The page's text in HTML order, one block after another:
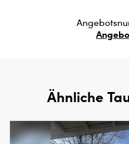
Ähnliche